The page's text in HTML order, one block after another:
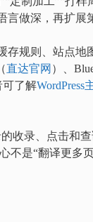
做深，再扩展
规则、站点地
直达官网 ）、
可了解WordPress
的收录、点击和
不是“翻译更多